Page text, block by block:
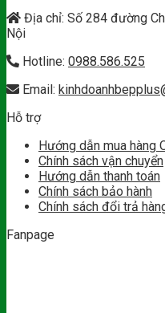
Địa chỉ: Số 284 đường
Nội
Hotline: 0988.586.525
Email:
Hỗ trợ
Hướng dẫn mua hàng
Chính sách vận chuyển
Hướng dẫn thanh toán
Chính sách bảo hành
Chính sách đổi trả
Fanpage